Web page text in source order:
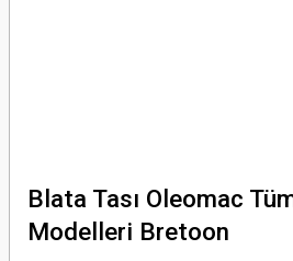
Blata Tası Oleomac
Modelleri Bretoon